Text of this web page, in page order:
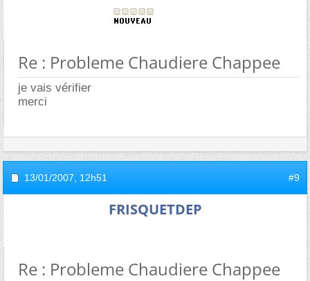
Re : Probleme Chaudiere Chappee
je vais vérifier
merci
13/01/2007, 12h51 #9
FRISQUETDEP
Re : Probleme Chaudiere Chappee